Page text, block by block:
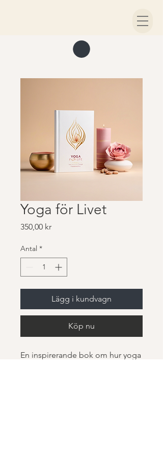
Yoga för Livet
350,00 krPris
Antal *
Lägg i kundvagn
Köp nu
En inspirerande bok om hur yoga